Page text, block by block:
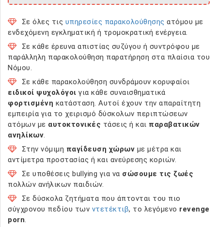
Σε όλες τις υπηρεσίες παρακολούθησης ατόμου με
ενδεχόμενη εγκληματική ή τρομοκρατική ενέργεια.
Σε κάθε έρευνα απιστίας συζύγου ή συντρόφου με
παράλληλη παρακολούθηση παρατήρηση στα πλαίσια του
Νόμου.
Σε κάθε παρακολούθηση συνδράμουν κορυφαίοι
ειδικοί ψυχολόγοι για κάθε συναισθηματικά
φορτισμένη κατάσταση. Αυτοί έχουν την απαραίτητη
εμπειρία για το χειρισμό δύσκολων περιπτώσεων
ατόμων με αυτοκτονικές τάσεις ή και παραβατικών
ανηλίκων.
Στην νόμιμη παγίδευση χώρων με μέτρα και
αντίμετρα προστασίας ή και ανεύρεσης κοριών.
Σε υποθέσεις bullying για να σώσουμε τις ζωές
πολλών ανήλικων παιδιών.
Σε δύσκολα ζητήματα που άπτονται του πιο
σύγχρονου πεδίου των ντετέκτιβ, το λεγόμενο revenge
porn.